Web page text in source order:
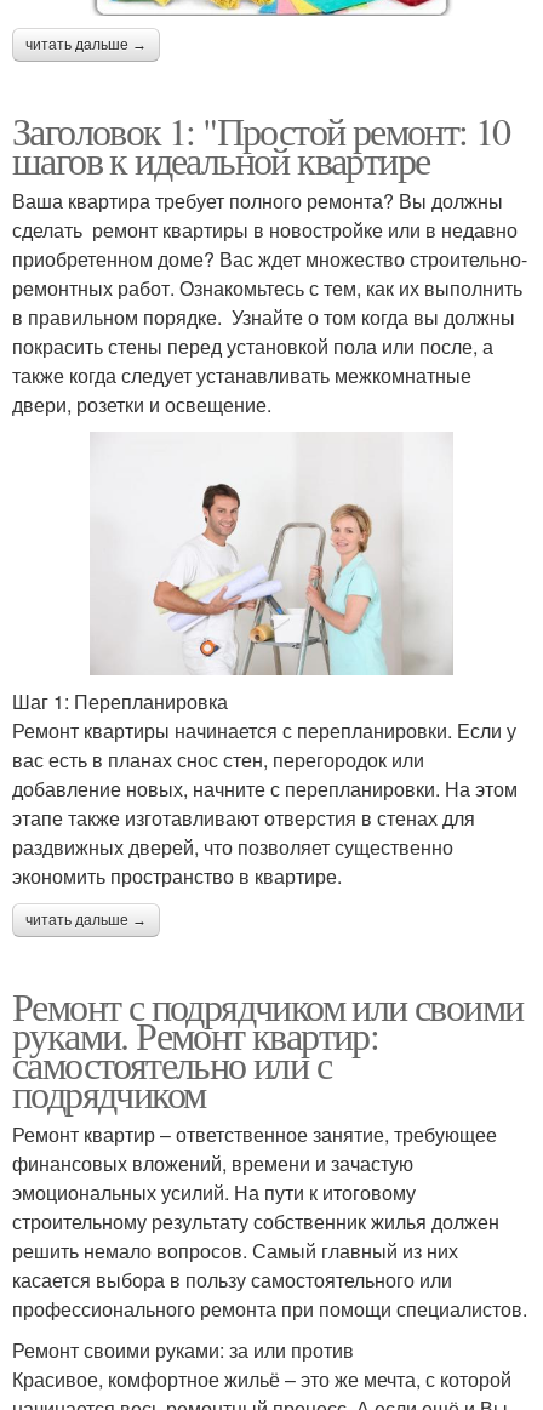
читать дальше →
Заголовок 1: "Простой ремонт: 10
шагов к идеальной квартире
Ваша квартира требует полного ремонта? Вы должны
сделать ремонт квартиры в новостройке или в недавно
приобретенном доме? Вас ждет множество строительно-
ремонтных работ. Ознакомьтесь с тем, как их выполнить
в правильном порядке. Узнайте о том когда вы должны
покрасить стены перед установкой пола или после, а
также когда следует устанавливать межкомнатные
двери, розетки и освещение.
Шаг 1: Перепланировка
Ремонт квартиры начинается с перепланировки. Если у
вас есть в планах снос стен, перегородок или
добавление новых, начните с перепланировки. На этом
этапе также изготавливают отверстия в стенах для
раздвижных дверей, что позволяет существенно
экономить пространство в квартире.
читать дальше →
Ремонт с подрядчиком или своими
руками. Ремонт квартир:
самостоятельно или с
подрядчиком
Ремонт квартир – ответственное занятие, требующее
финансовых вложений, времени и зачастую
эмоциональных усилий. На пути к итоговому
строительному результату собственник жилья должен
решить немало вопросов. Самый главный из них
касается выбора в пользу самостоятельного или
профессионального ремонта при помощи специалистов.
Ремонт своими руками: за или против
Красивое, комфортное жильё – это же мечта, с которой